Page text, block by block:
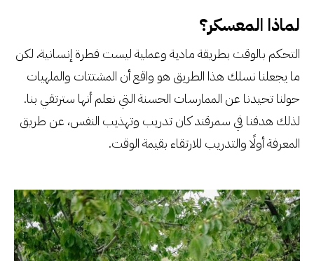
لماذا المعسكر؟
التحكم بالوقت بطريقة مادية وعملية ليست فطرة إنسانية، لكن
ما يجعلنا نسلك هذا الطريق هو واقع أن المشتتات والملهيات
حولنا تحيدنا عن الممارسات الحسنة التي نعلم أنها سترتقي بنا.
لذلك هدفنا في سمرقند كان تدريب وتهذيب النفس، عن طريق
المعرفة أولًا والتدريب للارتقاء بقيمة الوقت.